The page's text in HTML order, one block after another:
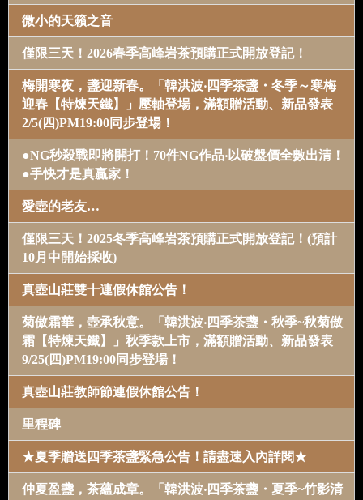
微小的天籟之音
僅限三天！2026春季高峰岩茶預購正式開放登記！
梅開寒夜，盞迎新春。「韓洪波‧四季茶盞・冬季～寒梅
迎春【特煉天鐵】」壓軸登場，滿額贈活動、新品發表
2/5(四)PM19:00同步登場！
●NG秒殺戰即將開打！70件NG作品‧以破盤價全數出清！
●手快才是真贏家！
愛壺的老友…
僅限三天！2025冬季高峰岩茶預購正式開放登記！(預計
10月中開始採收)
真壺山莊雙十連假休館公告！
菊傲霜華，壺承秋意。「韓洪波‧四季茶盞・秋季~秋菊傲
霜【特煉天鐵】」秋季款上市，滿額贈活動、新品發表
9/25(四)PM19:00同步登場！
真壺山莊教師節連假休館公告！
里程碑
★夏季贈送四季茶盞緊急公告！請盡速入內詳閱★
仲夏盈盞，茶蘊成章。「韓洪波‧四季茶盞・夏季~竹影清